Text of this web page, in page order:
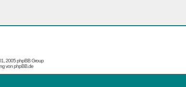
2005 phpBB Group
vonphpBB.de